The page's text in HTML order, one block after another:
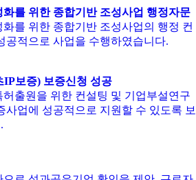
를 위한 종합기반 조성사업 행정자문
를 위한 종합기반 조성사업의 행정 컨
공적으로 사업을 수행하였습니다.
IP보증) 보증신청 성공
출원을 위한 컨설팅 및 기업부설연구
사업에 성공적으로 지원할 수 있도록 보